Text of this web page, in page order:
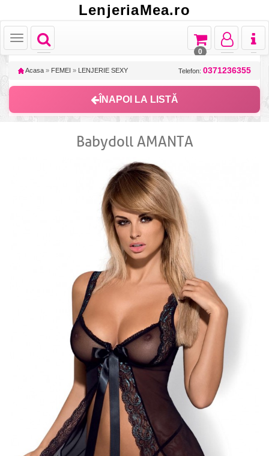
LenjeriaMea.ro
Toggle
navigation
Toggle
Toggle
navigation
Toggle
navigation
Toggle
navigation
0
Acasa » FEMEI » LENJERIE SEXY Telefon: 0371236355
ÎNAPOI LA LISTĂ
Babydoll AMANTA